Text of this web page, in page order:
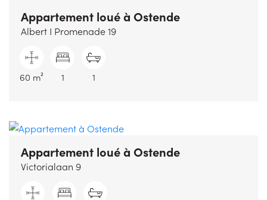
Appartement louéà Ostende
Albert I Promenade 19
60 m² 1 1
Appartement louéà Ostende
Victorialaan 9